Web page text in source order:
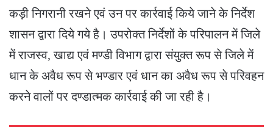
कड़ी निगरानी रखने एवं उन पर कार्रवाई किये जाने के निर्देश
शासन द्वारा दिये गये है। उपरोक्त निर्देशों के परिपालन में जिले
में राजस्व, खाद्य एवं मण्डी विभाग द्वारा संयुक्त रूप से जिले में
धान के अवैध रूप से भण्डार एवं धान का अवैध रूप से परिवहन
करने वालों पर दण्डात्मक कार्रवाई की जा रही है।